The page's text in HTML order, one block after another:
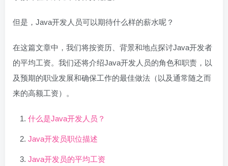
但是，Java开发人员可以期待什么样的薪水呢？
在这篇文章中，我们将按资历、背景和地点探讨Java开发者
的平均工资。我们还将介绍Java开发人员的角色和职责，以
及预期的职业发展和确保工作的最佳做法（以及通常随之而
来的高额工资）。
什么是Java开发人员？
Java开发员职位描述
Java开发员的平均工资